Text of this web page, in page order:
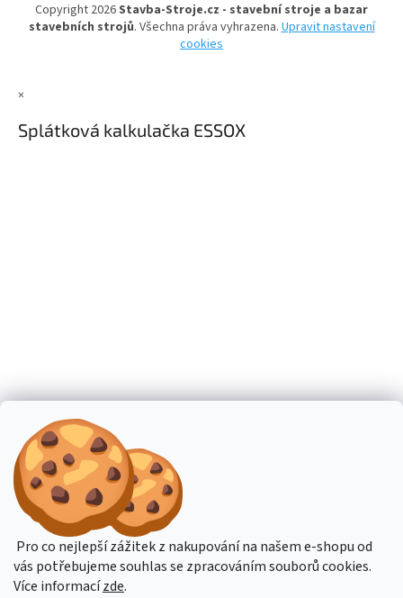
Pro co nejlepší zážitek z nakupování na našem e-shopu od
vás potřebujeme souhlas se zpracováním souborů cookies.
Více informacízde.
Copyright 2026Stavba-Stroje.cz - stavební stroje a bazar
stavebních strojů. Všechna práva vyhrazena.Upravit nastavení
cookies
×
Splátková kalkulačka ESSOX